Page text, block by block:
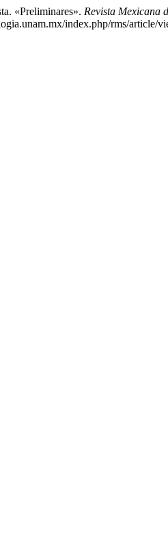
«Preliminares». Revista Mexicana
index.php/rms/article/